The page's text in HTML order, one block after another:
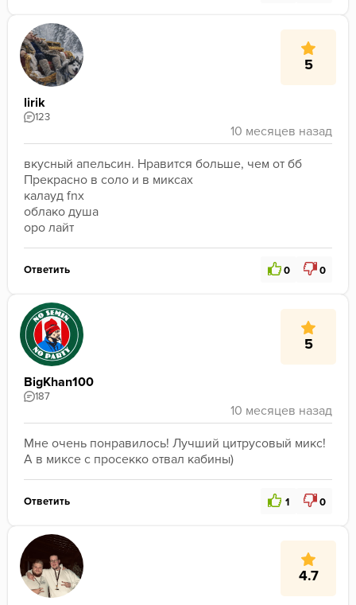
5
lirik
123
вкусный апельсин. Нравится больше, чем от бб
Прекрасно в соло и в миксах
калауд fnx
облако душа
оро лайт
Ответить 0 0
5
BigKhan100
187
Мне очень понравилось! Лучший цитрусовый микс!
А в миксе с просекко отвал кабины)
Ответить 1 0
4.7